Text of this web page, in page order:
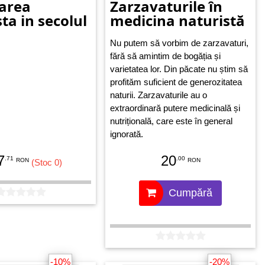
in secolul
.71 RON (Stoc 0)
Zarzavaturile în
medicina naturistă
Nu putem să vorbim de zarzavaturi,
fără să amintim de bogăția și
varietatea lor. Din păcate nu știm să
profităm suficient de generozitatea
naturii. Zarzavaturile au o
extraordinară putere medicinală și
nutrițională, care este în general
ignorată.
20.00 RON
Cumpără
-10% -20%